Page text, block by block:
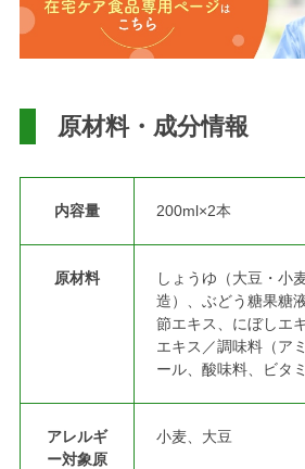
原材料・成分情報
内容量 200ml×2本
原材料
しょうゆ（大豆・小
造）、ぶどう糖果糖
節エキス、にぼしエ
エキス／調味料（ア
ール、酸味料、ビタ
アレルギ
ー対象原
小麦、大豆